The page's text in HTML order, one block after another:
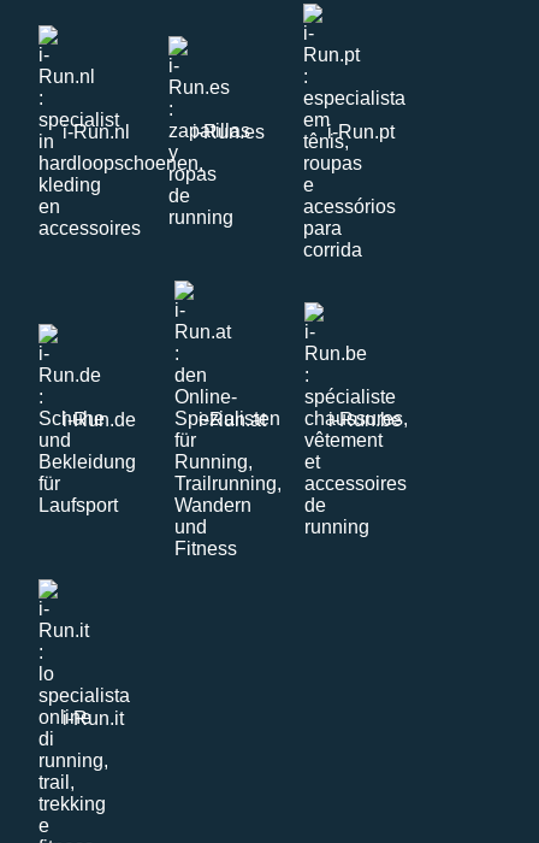
i-Run.nl i-Run.es i-Run.pt
i-Run.de i-Run.at i-Run.be
i-Run.it